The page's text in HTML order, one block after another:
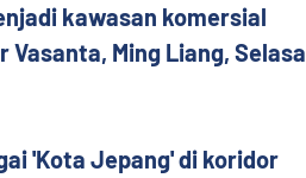
kawasan komersial
Ming Liang, Selasa
'Kota Jepang‎' di koridor